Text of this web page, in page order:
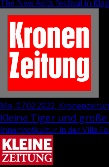
The New Adits festival in
Mo, 07.02.2022,
Kleine Tiger und
Innenhofkultur in der Villa